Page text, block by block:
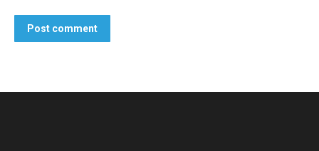
Post comment